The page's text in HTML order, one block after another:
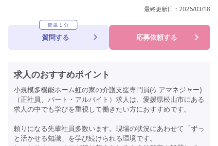
最終更新日： 2026/03/18
簡単１分
質問する 応募依頼する
求人のおすすめポイント
小規模多機能ホーム虹の家の介護支援専門員(ケアマネジャー)
（正社員、パート・アルバイト）求人は、愛媛県松山市にある
求人の中でも学びを重視して働きたい方におすすめです。
頼りになる先輩社員多数います。現場の状況にあわせて「ずっ
と活かせる知識」を学び続けられる環境です。